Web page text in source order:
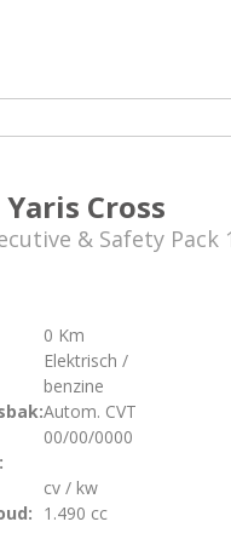
Cross
& Safety
0 Km
Elektrisch /
benzine
Autom. CVT
00/00/0000
cv / kw
1.490 cc